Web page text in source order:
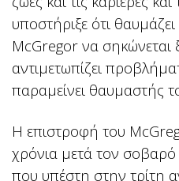
υποστήριξε ότι
McGregor να
αντιμετωπίζει
παραμείνει θαυμαστής
Η επιστροφή του
χρόνια μετά τον
που υπέστη στην τρίτη